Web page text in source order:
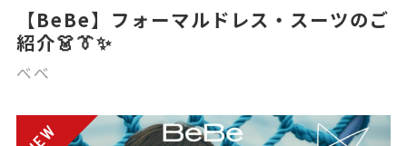
【BeBe】フォーマルドレス・スーツのご
紹介👗👔✨
べべ